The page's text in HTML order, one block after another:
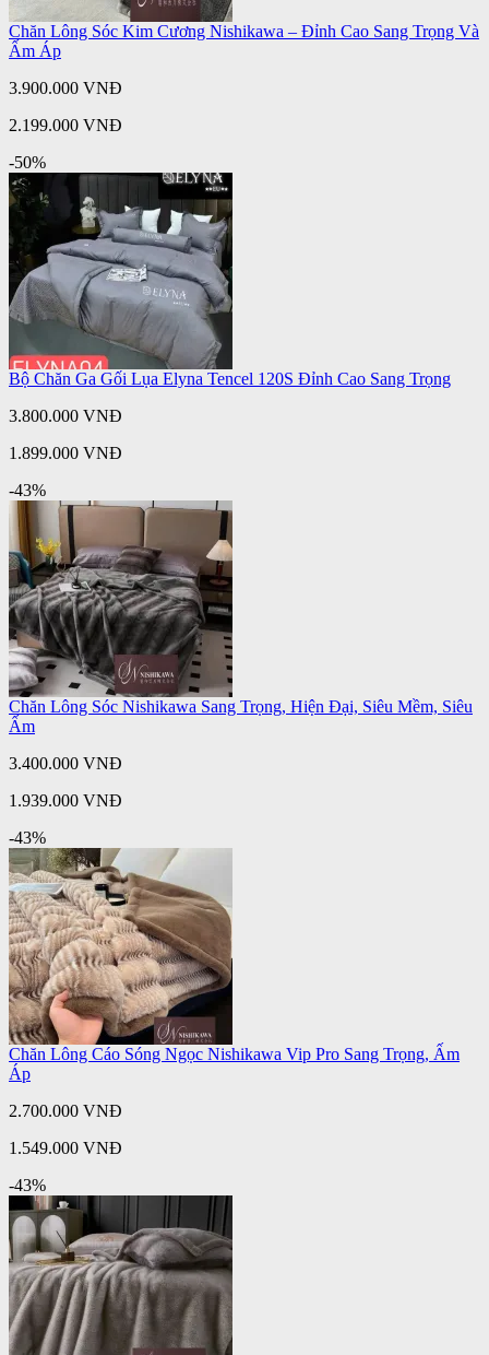
Chăn Lông Sóc Kim Cương Nishikawa – Đỉnh Cao Sang Trọng Và
Ấm Áp
3.900.000 VNĐ
2.199.000 VNĐ
-50%
Bộ Chăn Ga Gối Lụa Elyna Tencel 120S Đỉnh Cao Sang Trọng
3.800.000 VNĐ
1.899.000 VNĐ
-43%
Chăn Lông Sóc Nishikawa Sang Trọng, Hiện Đại, Siêu Mềm, Siêu
Ấm
3.400.000 VNĐ
1.939.000 VNĐ
-43%
Chăn Lông Cáo Sóng Ngọc Nishikawa Vip Pro Sang Trọng, Ấm
Áp
2.700.000 VNĐ
1.549.000 VNĐ
-43%